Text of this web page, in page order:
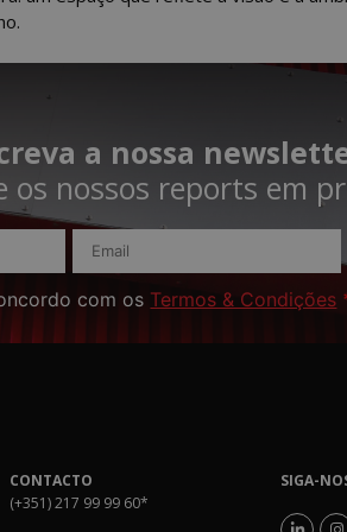
a nossa
os nossos reports em
com os Termos & Condições
CONTACTO
(+351) 217 99 99 60*
SIGA-